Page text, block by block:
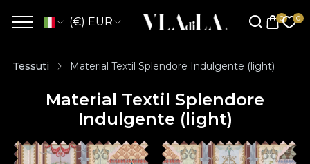
(€) EUR
Tessuti Material Textil Splendore Indulgente (light)
Material Textil Splendore
Indulgente (light)